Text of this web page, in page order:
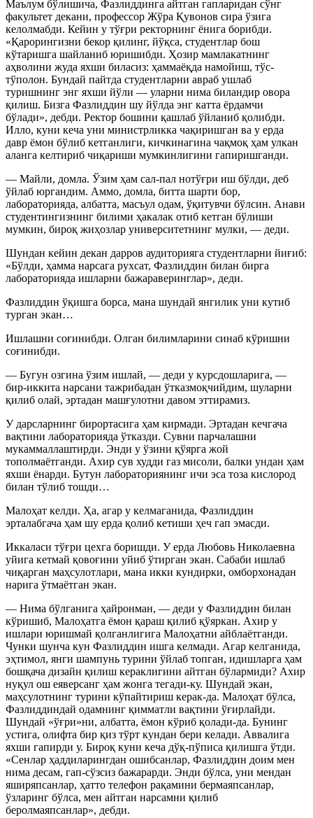
Маълум бўлишича, Фазлиддинга айтган гапларидан сўнг
факультет декани, профессор Жўра Қувонов сира ўзига
келолмабди. Кейин у тўғри ректорнинг ёнига борибди.
«Қарорингизни бекор қилинг, йўқса, студентлар бош
кўтаришга шайланиб юришибди. Ҳозир мамлакатнинг
аҳволини жуда яхши биласиз: ҳаммаёқда намойиш, тўс-
тўполон. Бундай пайтда студентларни авраб ушлаб
туришнинг энг яхши йўли — уларни нима биландир овора
қилиш. Бизга Фазлиддин шу йўлда энг катта ёрдамчи
бўлади», дебди. Ректор бошини қашлаб ўйланиб қолибди.
Илло, куни кеча уни министрликка чақиришган ва у ерда
давр ёмон бўлиб кетганлиги, кичкинагина чақмоқ ҳам улкан
аланга келтириб чиқариши мумкинлигини гапиришганди.
— Майли, домла. Ўзим ҳам сал-пал нотўғри иш бўлди, деб
ўйлаб юргандим. Аммо, домла, битта шарти бор,
лабораторияда, албатта, масъул одам, ўқитувчи бўлсин. Анави
студентингизнинг билими ҳакалак отиб кетган бўлиши
мумкин, бироқ жиҳозлар университетнинг мулки, — деди.
Шундан кейин декан дарров аудиторияга студентларни йиғиб:
«Бўлди, ҳамма нарсага рухсат, Фазлиддин билан бирга
лабораторияда ишларни бажараверинглар», деди.
Фазлиддин ўқишга борса, мана шундай янгилик уни кутиб
турган экан…
Ишлашни соғинибди. Олган билимларини синаб кўришни
соғинибди.
— Бугун озгина ўзим ишлай, — деди у курсдошларига, —
бир-иккита нарсани тажрибадан ўтказмоқчийдим, шуларни
қилиб олай, эртадан машғулотни давом эттирамиз.
У дарсларнинг бирортасига ҳам кирмади. Эртадан кечгача
вақтини лабораторияда ўтказди. Сувни парчалашни
мукаммаллаштирди. Энди у ўзини қўярга жой
тополмаётганди. Ахир сув худди газ мисоли, балки ундан ҳам
яхши ёнарди. Бутун лабораториянинг ичи эса тоза кислород
билан тўлиб тошди…
Малоҳат келди. Ҳа, агар у келмаганида, Фазлиддин
эрталабгача ҳам шу ерда қолиб кетиши ҳеч гап эмасди.
Иккаласи тўғри цехга боришди. У ерда Любовь Николаевна
уйига кетмай қовоғини уйиб ўтирган экан. Сабаби ишлаб
чиқарган маҳсулотлари, мана икки кундирки, омборхонадан
нарига ўтмаётган экан.
— Нима бўлганига ҳайронман, — деди у Фазлиддин билан
кўришиб, Малоҳатга ёмон қараш қилиб қўяркан. Ахир у
ишлари юришмай қолганлигига Малоҳатни айблаётганди.
Чунки шунча кун Фазлиддин ишга келмади. Агар келганида,
эҳтимол, янги шампунь турини ўйлаб топган, идишларга ҳам
бошқача дизайн қилиш кераклигини айтган бўлармиди? Ахир
нуқул ош еяверсанг ҳам жонга тегади-ку. Шундай экан,
маҳсулотнинг турини кўпайтириш керак-да. Малоҳат бўлса,
Фазлиддиндай одамнинг қимматли вақтини ўғирлайди.
Шундай «ўғри»ни, албатта, ёмон кўриб қолади-да. Бунинг
устига, олифта бир қиз тўрт кундан бери келади. Аввалига
яхши гапирди у. Бироқ куни кеча дўқ-пўписа қилишга ўтди.
«Сенлар ҳаддиларингдан ошибсанлар, Фазлиддин доим мен
нима десам, гап-сўзсиз бажарарди. Энди бўлса, уни мендан
яширяпсанлар, ҳатто телефон рақамини бермаяпсанлар,
ўзларинг бўлса, мен айтган нарсамни қилиб
беролмаяпсанлар», дебди.